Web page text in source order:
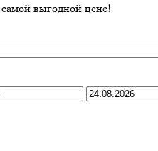
выгодной цене!